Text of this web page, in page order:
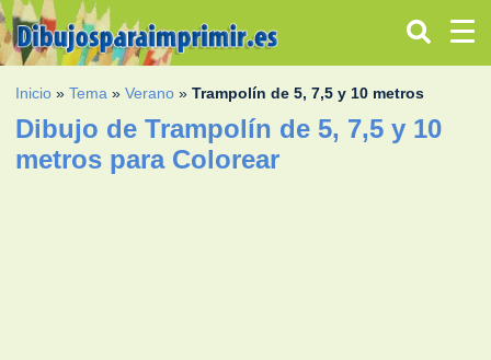
Inicio »Tema »Verano »Trampolín de 5, 7,5 y 10 metros
Dibujo de Trampolín de 5, 7,5 y 10
metros para Colorear